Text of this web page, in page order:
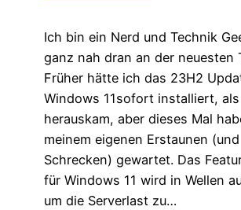
Ich bin ein Nerd und Technik
ganz nah dran an der neuesten
Früher hätte ich das 23H2
Windows 11sofort installiert,
herauskam, aber dieses Mal
meinem eigenen Erstaunen (und
Schrecken) gewartet. Das
für Windows 11 wird in Wellen
um die Serverlast zu…